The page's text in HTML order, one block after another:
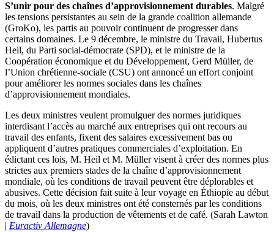
S’unir pour des chaînes d’approvisionnement durables. Malgré
les tensions persistantes au sein de la grande coalition allemande
(GroKo), les partis au pouvoir continuent de progresser dans
certains domaines. Le 9 décembre, le ministre du Travail, Hubertus
Heil, du Parti social-démocrate (SPD), et le ministre de la
Coopération économique et du Développement, Gerd Müller, de
l’Union chrétienne-sociale (CSU) ont annoncé un effort conjoint
pour améliorer les normes sociales dans les chaînes
d’approvisionnement mondiales.
Les deux ministres veulent promulguer des normes juridiques
interdisant l’accès au marché aux entreprises qui ont recours au
travail des enfants, fixent des salaires excessivement bas ou
appliquent d’autres pratiques commerciales d’exploitation. En
édictant ces lois, M. Heil et M. Müller visent à créer des normes plus
strictes aux premiers stades de la chaîne d’approvisionnement
mondiale, où les conditions de travail peuvent être déplorables et
abusives. Cette décision fait suite à leur voyage en Éthiopie au début
du mois, où les deux ministres ont été consternés par les conditions
de travail dans la production de vêtements et de café. (Sarah Lawton
| Euractiv Allemagne)